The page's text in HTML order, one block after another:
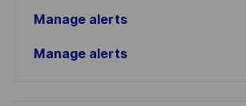
Manage alerts
Manage alerts